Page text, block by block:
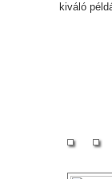
kiváló